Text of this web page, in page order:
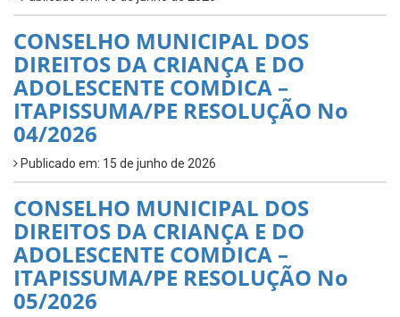
CONSELHO MUNICIPAL DOS
DIREITOS DA CRIANÇA E DO
ADOLESCENTE COMDICA –
ITAPISSUMA/PE RESOLUÇÃO No
04/2026
Publicado em: 15 de junho de 2026
CONSELHO MUNICIPAL DOS
DIREITOS DA CRIANÇA E DO
ADOLESCENTE COMDICA –
ITAPISSUMA/PE RESOLUÇÃO No
05/2026